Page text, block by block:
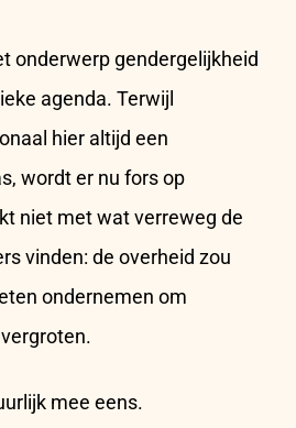
onderwerp gendergelijkheid
agenda. Terwijl
hier altijd een
wordt er nu fors op
niet met wat verreweg de
vinden: de overheid zou
ondernemen om
mee eens.